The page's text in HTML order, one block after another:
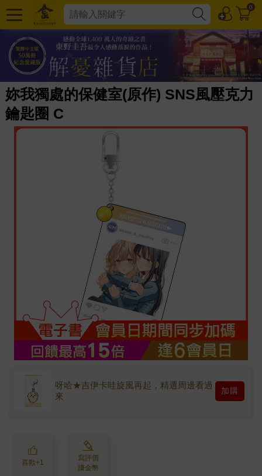
0
妳我獨處的保健室(原作) SNS風壓克力
鑰匙圈 C
呀哈★吉伊卡哇旋風再起，精選周邊看過
來
加購
喜歡+1
寫評價
賺金幣